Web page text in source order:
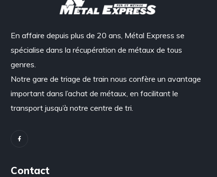
En affaire depuis plus de 20 ans, Métal Express se
spécialise dans la récupération de métaux de tous
genres.
Notre gare de triage de train nous confère un avantage
important dans l’achat de métaux, en facilitant le
transport jusqu’à notre centre de tri.
Contact